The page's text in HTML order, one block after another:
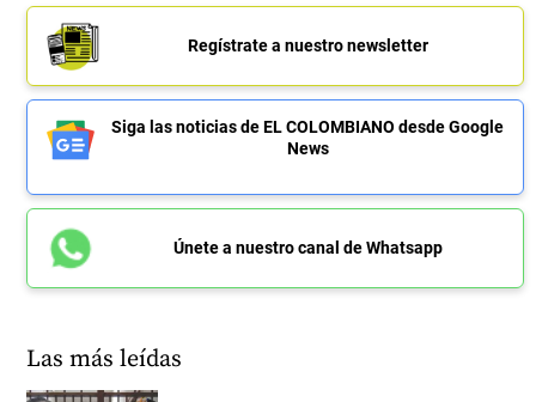
Regístrate a nuestro newsletter
Siga las noticias de EL COLOMBIANO desde Google
News
Únete a nuestro canal de Whatsapp
Las más leídas